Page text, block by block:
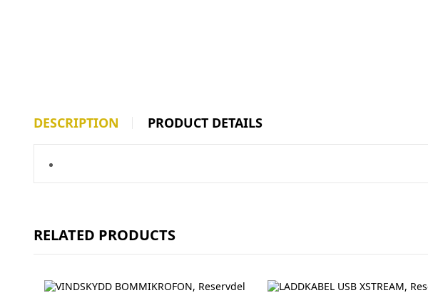
DESCRIPTION PRODUCT DETAILS
RELATED PRODUCTS